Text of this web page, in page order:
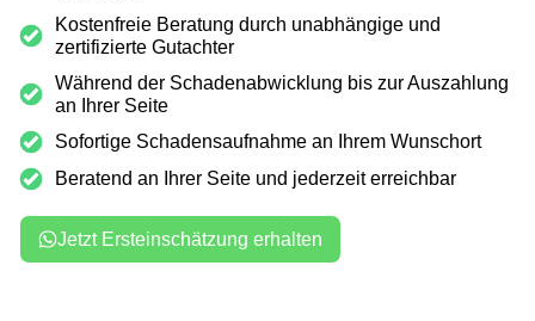
Kostenfreie Beratung durch unabhängige und
zertifizierte Gutachter
Während der Schadenabwicklung bis zur Auszahlung
an Ihrer Seite
Sofortige Schadensaufnahme an Ihrem Wunschort
Beratend an Ihrer Seite und jederzeit erreichbar
Jetzt Ersteinschätzung erhalten